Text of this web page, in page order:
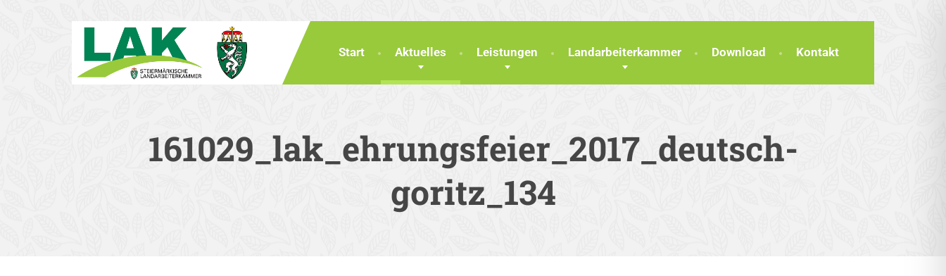
Start Aktuelles Leistungen Landarbeiterkammer Download Kontakt
161029_lak_ehrungsfeier_2017_deutsch-
goritz_134